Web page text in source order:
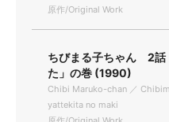
原作/Original Work
ちびまる子ちゃん 2
た」の巻 (1990)
Chibi Maruko-chan ／
yattekita no maki